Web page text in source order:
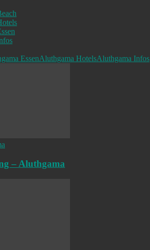
EssenAluthgama HotelsAluthgama Infos
– Aluthgama